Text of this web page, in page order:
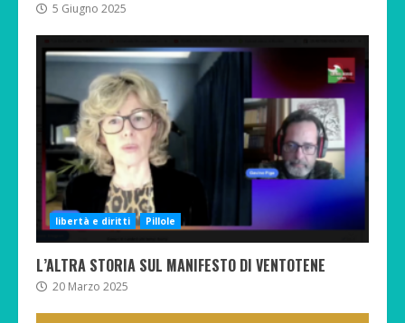
5 Giugno 2025
libertà e diritti Pillole
L’ALTRA STORIA SUL MANIFESTO DI VENTOTENE
20 Marzo 2025